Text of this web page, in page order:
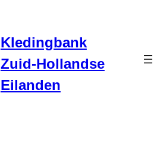
Kledingbank
Zuid-Hollandse
Eilanden